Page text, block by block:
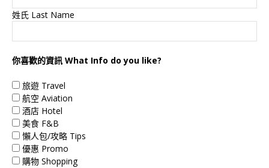
姓氏 Last Name
你喜歡的資訊 What Info do you like?
旅遊 Travel
航空 Aviation
酒店 Hotel
美食 F&B
懶人包/攻略 Tips
優惠 Promo
購物 Shopping